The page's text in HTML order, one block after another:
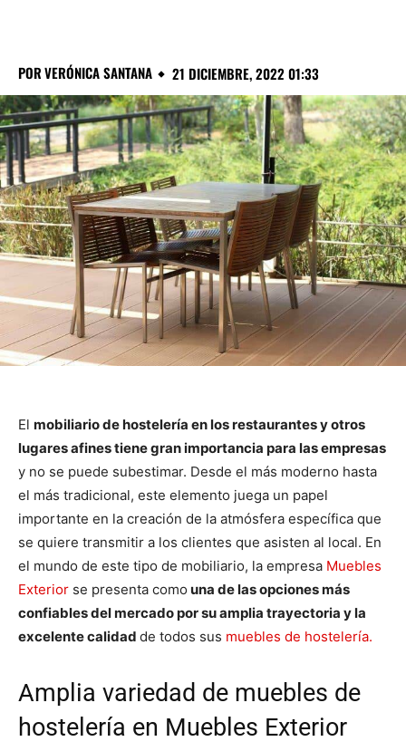
PORVERÓNICA SANTANA 21 DICIEMBRE, 2022 01:33
El mobiliario de hostelería en los restaurantes y otros
lugares afines tiene gran importancia para las empresas
y no se puede subestimar. Desde el más moderno hasta
el más tradicional, este elemento juega un papel
importante en la creación de la atmósfera específica que
se quiere transmitir a los clientes que asisten al local. En
el mundo de este tipo de mobiliario, la empresa Muebles
Exterior se presenta como una de las opciones más
confiables del mercado por su amplia trayectoria y la
excelente calidad de todos sus muebles de hostelería.
Amplia variedad de muebles de
hostelería en Muebles Exterior